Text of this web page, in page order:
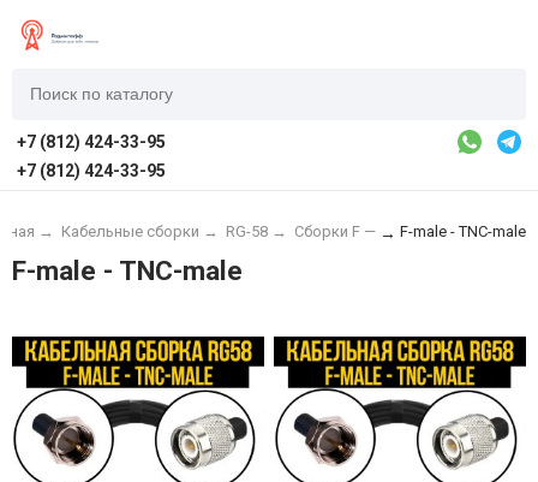
+7 (812) 424-33-95
+7 (812) 424-33-95
→ Кабельные сборки → RG-58 → Сборки F — → F-male - TNC-male
F-male - TNC-male